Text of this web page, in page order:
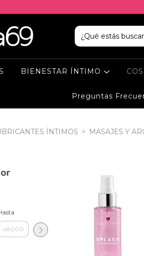
BIENESTAR ÍNTIMO
Preguntas
ÍNTIMOS > MASAJES Y